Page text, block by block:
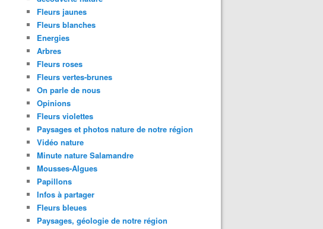
Fleurs jaunes
Fleurs blanches
Energies
Arbres
Fleurs roses
Fleurs vertes-brunes
On parle de nous
Opinions
Fleurs violettes
Paysages et photos nature de notre région
Vidéo nature
Minute nature Salamandre
Mousses-Algues
Papillons
Infos à partager
Fleurs bleues
Paysages, géologie de notre région